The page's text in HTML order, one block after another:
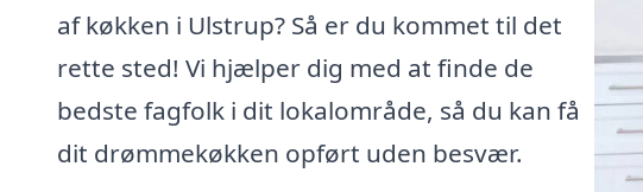
af køkken i Ulstrup? Så er du kommet til det
rette sted! Vi hjælper dig med at finde de
bedste fagfolk i dit lokalområde, så du kan få
dit drømmekøkken opført uden besvær.